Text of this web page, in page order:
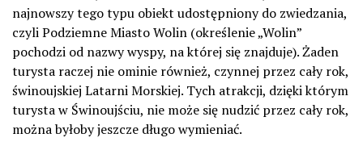
najnowszy tego typu obiekt udostępniony do zwiedzania,
czyli Podziemne Miasto Wolin (określenie „Wolin”
pochodzi od nazwy wyspy, na której się znajduje). Żaden
turysta raczej nie ominie również, czynnej przez cały rok,
świnoujskiej Latarni Morskiej. Tych atrakcji, dzięki którym
turysta w Świnoujściu, nie może się nudzić przez cały rok,
można byłoby jeszcze długo wymieniać.